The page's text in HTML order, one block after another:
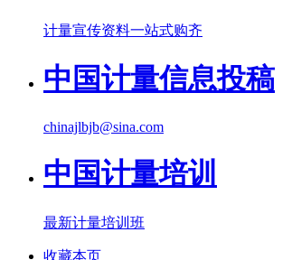
计量宣传资料一站式购齐
中国计量信息投稿
chinajlbjb@sina.com
中国计量培训
最新计量培训班
收藏本页